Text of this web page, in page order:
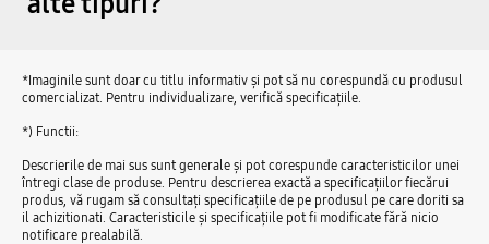
*Imaginile sunt doar cu titlu informativ și pot să nu corespundă cu produsul
comercializat. Pentru individualizare, verifică specificațiile.
*) Functii:
Descrierile de mai sus sunt generale şi pot corespunde caracteristicilor unei
întregi clase de produse. Pentru descrierea exactă a specificaţiilor fiecărui
produs, vă rugam să consultaţi specificaţiile de pe produsul pe care doriti sa
il achizitionati. Caracteristicile şi specificaţiile pot fi modificate fără nicio
notificare prealabilă.